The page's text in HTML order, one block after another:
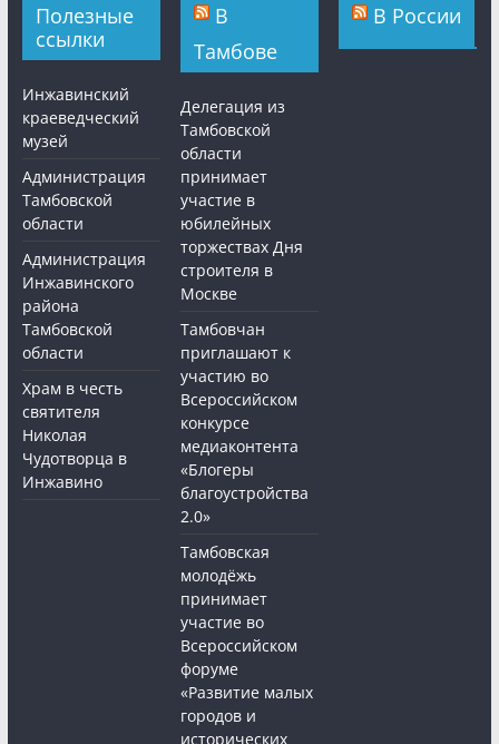
Полезные
ссылки
Инжавинский
краеведческий
музей
Администрация
Тамбовской
области
Администрация
Инжавинского
района
Тамбовской
области
Храм в честь
святителя
Николая
Чудотворца в
Инжавино
В
Тамбове
Делегация из
Тамбовской
области
принимает
участие в
юбилейных
торжествах Дня
строителя в
Москве
Тамбовчан
приглашают к
участию во
Всероссийском
конкурсе
медиаконтента
«Блогеры
благоустройства
2.0»
Тамбовская
молодёжь
принимает
участие во
Всероссийском
форуме
«Развитие малых
городов и
исторических
В России